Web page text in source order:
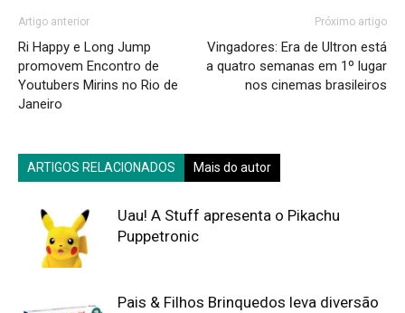
Artigo anterior
Ri Happy e Long Jump
promovem Encontro de
Youtubers Mirins no Rio de
Janeiro
Próximo artigo
Vingadores: Era de Ultron está
a quatro semanas em 1º lugar
nos cinemas brasileiros
ARTIGOS RELACIONADOS Mais do autor
Uau! A Stuff apresenta o Pikachu
Puppetronic
Pais & Filhos Brinquedos leva diversão